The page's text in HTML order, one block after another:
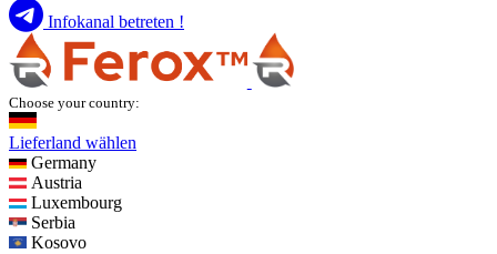
Infokanal betreten !
Choose your country:
Lieferland wählen
Germany
Austria
Luxembourg
Serbia
Kosovo